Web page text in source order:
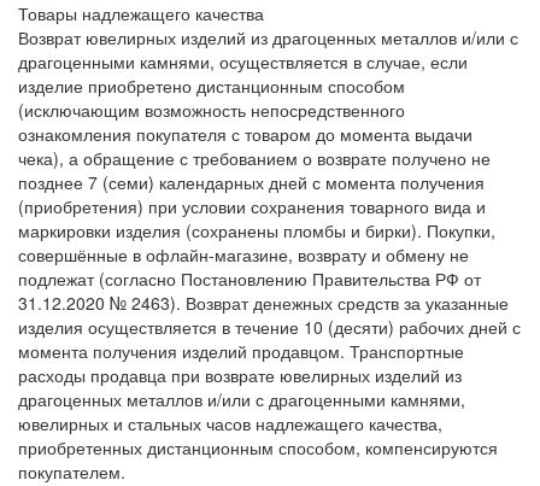
Товары надлежащего качества
Возврат ювелирных изделий из драгоценных металлов и/или с
драгоценными камнями, осуществляется в случае, если
изделие приобретено дистанционным способом
(исключающим возможность непосредственного
ознакомления покупателя с товаром до момента выдачи
чека), а обращение с требованием о возврате получено не
позднее 7 (семи) календарных дней с момента получения
(приобретения) при условии сохранения товарного вида и
маркировки изделия (сохранены пломбы и бирки). Покупки,
совершённые в офлайн-магазине, возврату и обмену не
подлежат (согласно Постановлению Правительства РФ от
31.12.2020 № 2463). Возврат денежных средств за указанные
изделия осуществляется в течение 10 (десяти) рабочих дней с
момента получения изделий продавцом. Транспортные
расходы продавца при возврате ювелирных изделий из
драгоценных металлов и/или с драгоценными камнями,
ювелирных и стальных часов надлежащего качества,
приобретенных дистанционным способом, компенсируются
покупателем.